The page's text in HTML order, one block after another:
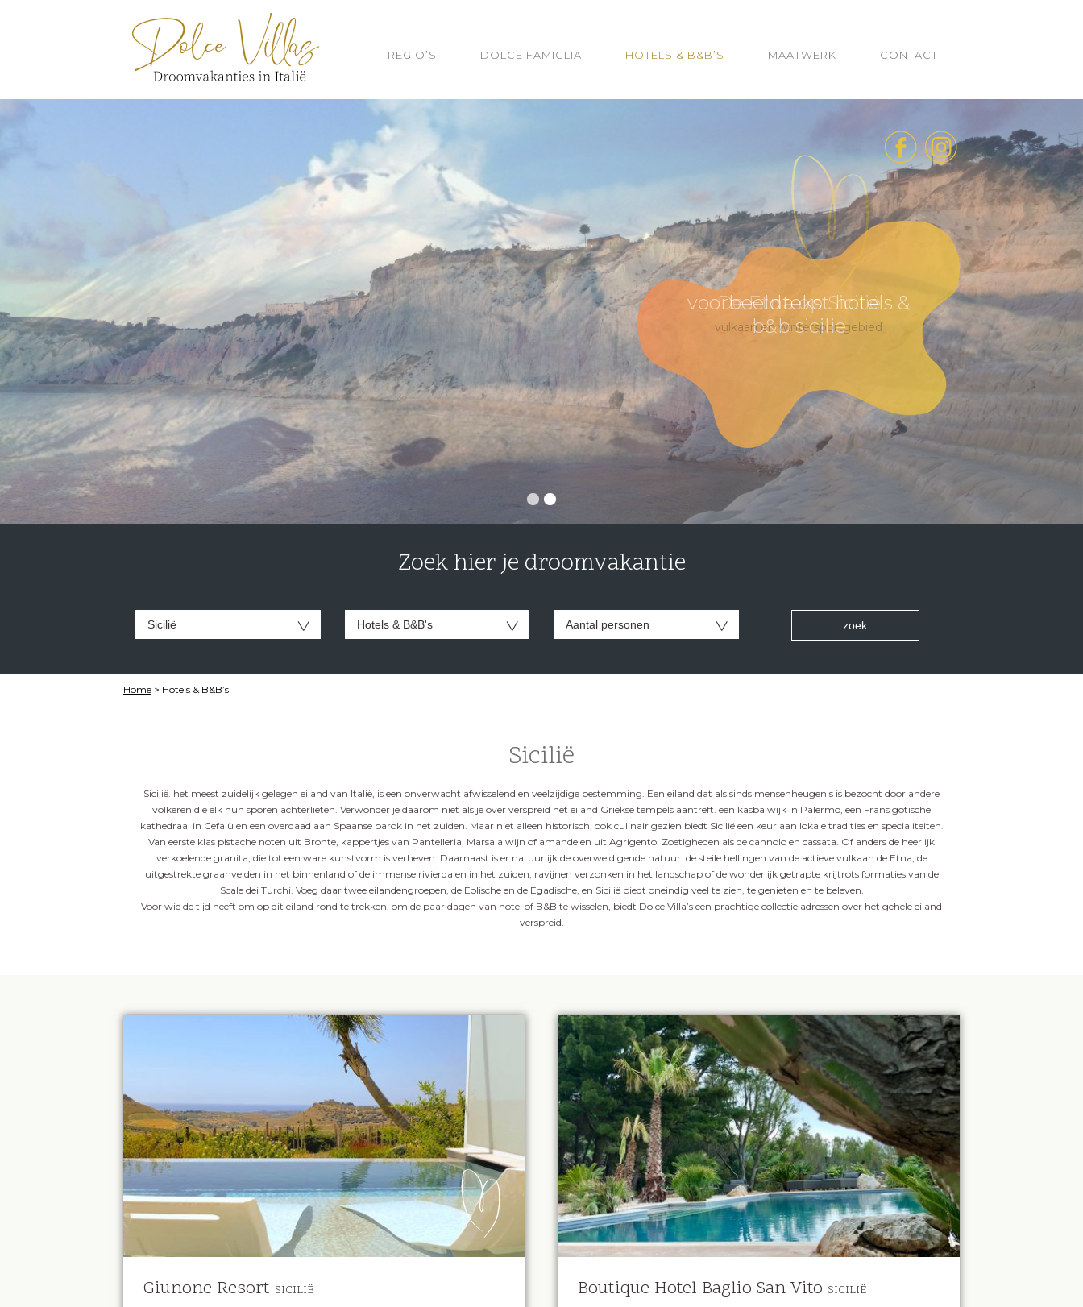
REGIO’S DOLCE FAMIGLIA HOTELS & B&B’S MAATWERK CONTACT
De Etna op Sicilië
vulkaan en wintersportgebied
Zoek hier je droomvakantie
Home > Hotels & B&B’s
Sicilië
Sicilië. het meest zuidelijk gelegen eiland van Italië, is een onverwacht afwisselend en veelzijdige bestemming. Een eiland dat als sinds mensenheugenis is bezocht door andere
volkeren die elk hun sporen achterlieten. Verwonder je daarom niet als je over verspreid het eiland Griekse tempels aantreft. een kasba wijk in Palermo, een Frans gotische
kathedraal in Cefalù en een overdaad aan Spaanse barok in het zuiden. Maar niet alleen historisch, ook culinair gezien biedt Sicilië een keur aan lokale tradities en specialiteiten.
Van eerste klas pistache noten uit Bronte, kappertjes van Pantelleria, Marsala wijn of amandelen uit Agrigento. Zoetigheden als de cannolo en cassata. Of anders de heerlijk
verkoelende granita, die tot een ware kunstvorm is verheven. Daarnaast is er natuurlijk de overweldigende natuur: de steile hellingen van de actieve vulkaan de Etna, de
uitgestrekte graanvelden in het binnenland of de immense rivierdalen in het zuiden, ravijnen verzonken in het landschap of de wonderlijk getrapte krijtrots formaties van de
Scale dei Turchi. Voeg daar twee eilandengroepen, de Eolische en de Egadische, en Sicilië biedt oneindig veel te zien, te genieten en te beleven.
Voor wie de tijd heeft om op dit eiland rond te trekken, om de paar dagen van hotel of B&B te wisselen, biedt Dolce Villa’s een prachtige collectie adressen over het gehele eiland
verspreid.
Giunone Resort SICILIË Boutique Hotel Baglio San Vito SICILIË